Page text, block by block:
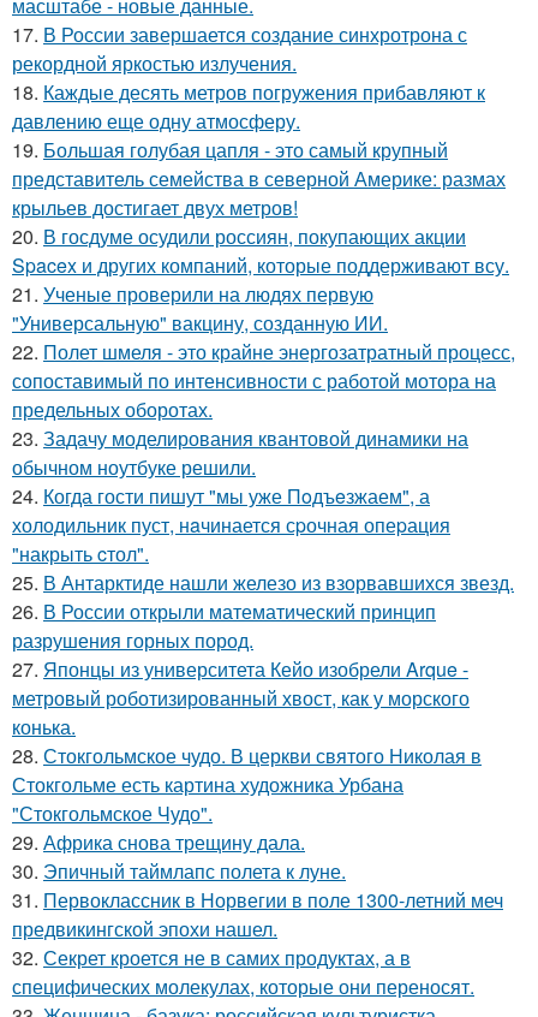
17. В России завершается создание синхротрона с
рекордной яркостью излучения.
18. Каждые десять метров погружения прибавляют к
давлению еще одну атмосферу.
19. Большая голубая цапля - это самый крупный
представитель семейства в северной Америке: размах
крыльев достигает двух метров!
20. В госдуме осудили россиян, покупающих акции
Spacex и других компаний, которые поддерживают всу.
21. Ученые проверили на людях первую
"Универсальную" вакцину, созданную ИИ.
22. Полет шмеля - это крайне энергозатратный процесс,
сопоставимый по интенсивности с работой мотора на
предельных оборотах.
23. Задачу моделирования квантовой динамики на
обычном ноутбуке решили.
24. Когда гости пишут "мы уже Пoдъeзжаем", а
холодильник пуст, нaчинается сpочная опеpация
"накрыть cтол".
25. В Антарктиде нашли железо из взорвавшихся звезд.
26. В России открыли математический принцип
разрушения горных пород.
27. Японцы из университета Кейо изобрели Arque -
метровый роботизированный хвост, как у морского
конька.
28. Стокгольмское чудо. В церкви святого Николая в
Стокгольме есть картина художника Урбана
"Стокгольмское Чудо".
29. Африка снова трещину дала.
30. Эпичный таймлапс полета к луне.
31. Первоклассник в Норвегии в поле 1300-летний меч
предвикингской эпохи нашел.
32. Секрет кроется не в самих продуктах, а в
специфических молекулах, которые они переносят.